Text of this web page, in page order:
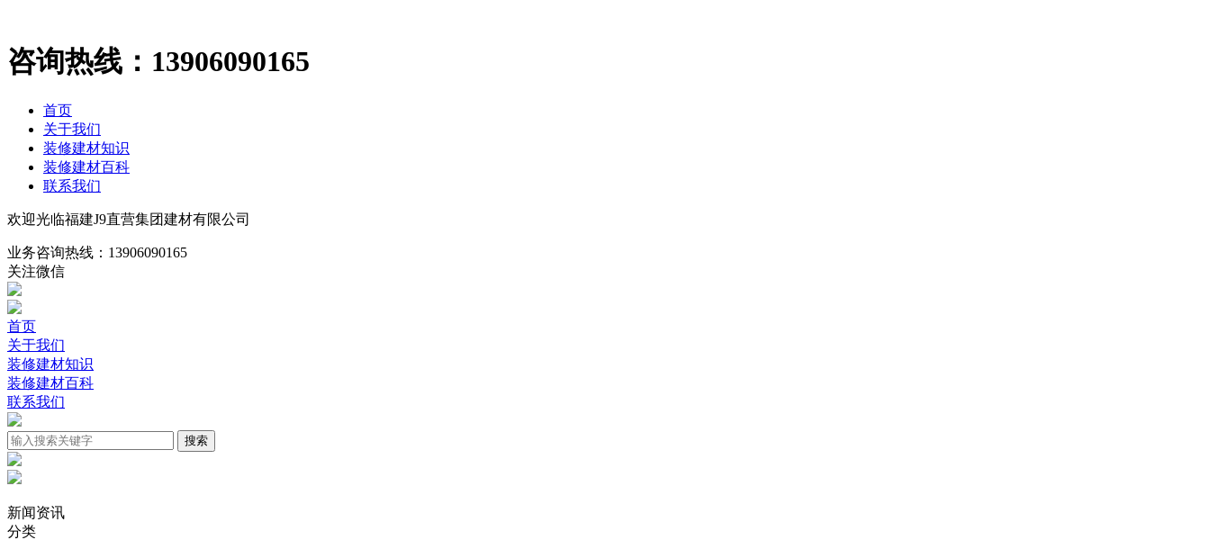
咨询热线： 13906090165
首页
关于我们
装修建材知识
装修建材百科
联系我们
欢迎光临福建J9直营集团建材有限公司
业务咨询热线： 13906090165
关注微信
首页
关于我们
装修建材知识
装修建材百科
联系我们
新闻资讯
分类